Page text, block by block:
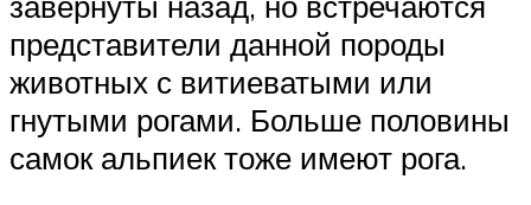
представители данной породы
животных с витиеватыми или
гнутыми рогами. Больше половины
самок альпиек тоже имеют рога.